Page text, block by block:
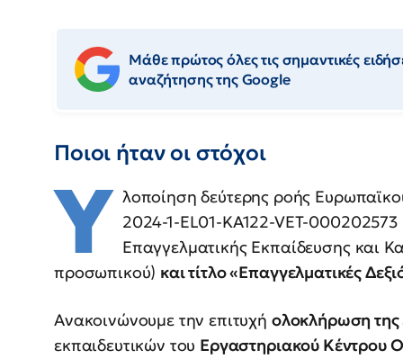
Μάθε πρώτος όλες τις σημαντικές
αναζήτησης της Google
Ποιοι ήταν οι στόχοι
Υ λοποίηση δεύτερης ροής
2024-1-EL01-KA122-VET-
Επαγγελματικής Εκπαίδευσης και
προσωπικού) και τίτλο «Επαγγελματικές
Ανακοινώνουμε την επιτυχή ολοκλήρωση της
εκπαιδευτικών του Εργαστηριακού Κέντρου